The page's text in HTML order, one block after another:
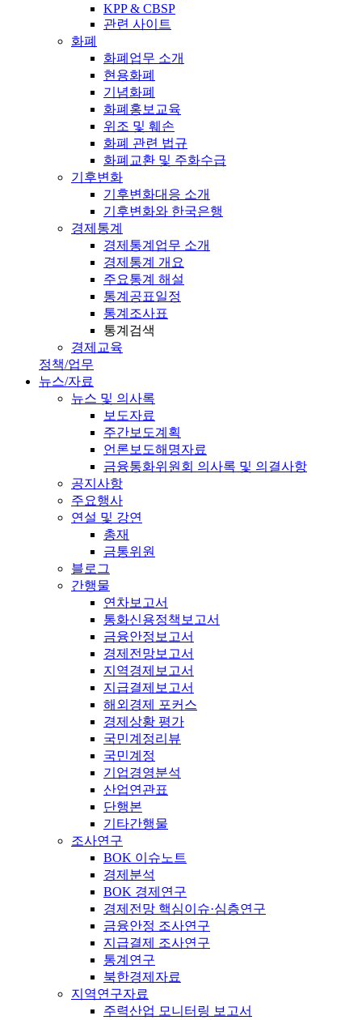
KPP & CBSP
관련 사이트
화폐
화폐업무 소개
현용화폐
기념화폐
화폐홍보교육
위조 및 훼손
화폐 관련 법규
화폐교환 및 주화수급
기후변화
기후변화대응 소개
기후변화와 한국은행
경제통계
경제통계업무 소개
경제통계 개요
주요통계 해설
통계공표일정
통계조사표
통계검색
경제교육
정책/업무
뉴스/자료
뉴스 및 의사록
보도자료
주간보도계획
언론보도해명자료
금융통화위원회 의사록 및 의결사항
공지사항
주요행사
연설 및 강연
총재
금통위원
블로그
간행물
연차보고서
통화신용정책보고서
금융안정보고서
경제전망보고서
지역경제보고서
지급결제보고서
해외경제 포커스
경제상황 평가
국민계정리뷰
국민계정
기업경영분석
산업연관표
단행본
기타간행물
조사연구
BOK 이슈노트
경제분석
BOK 경제연구
경제전망 핵심이슈·심층연구
금융안정 조사연구
지급결제 조사연구
통계연구
북한경제자료
지역연구자료
주력산업 모니터링 보고서